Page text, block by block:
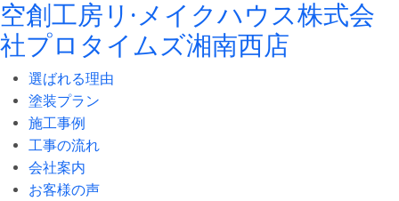
空創工房リ·メイクハウス株式会
社プロタイムズ湘南西店
選ばれる理由
塗装プラン
施工事例
工事の流れ
会社案内
お客様の声